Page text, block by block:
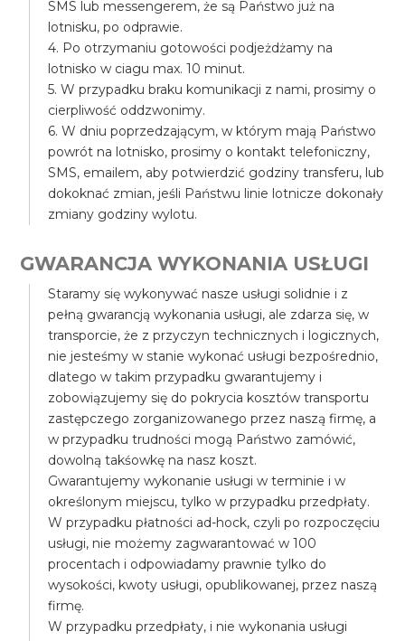
SMS lub messengerem, że są Państwo już na
lotnisku, po odprawie.
4. Po otrzymaniu gotowości podjeżdżamy na
lotnisko w ciagu max. 10 minut.
5. W przypadku braku komunikacji z nami, prosimy o
cierpliwość oddzwonimy.
6. W dniu poprzedzającym, w którym mają Państwo
powrót na lotnisko, prosimy o kontakt telefoniczny,
SMS, emailem, aby potwierdzić godziny transferu, lub
dokoknać zmian, jeśli Państwu linie lotnicze dokonały
zmiany godziny wylotu.
GWARANCJA WYKONANIA USŁUGI
Staramy się wykonywać nasze usługi solidnie i z
pełną gwarancją wykonania usługi, ale zdarza się, w
transporcie, że z przyczyn technicznych i logicznych,
nie jesteśmy w stanie wykonać usługi bezpośrednio,
dlatego w takim przypadku gwarantujemy i
zobowiązujemy się do pokrycia kosztów transportu
zastępczego zorganizowanego przez naszą firmę, a
w przypadku trudności mogą Państwo zamówić,
dowolną takśowkę na nasz koszt.
Gwarantujemy wykonanie usługi w terminie i w
określonym miejscu, tylko w przypadku przedpłaty.
W przypadku płatności ad-hock, czyli po rozpoczęciu
usługi, nie możemy zagwarantować w 100
procentach i odpowiadamy prawnie tylko do
wysokości, kwoty usługi, opublikowanej, przez naszą
firmę.
W przypadku przedpłaty, i nie wykonania usługi